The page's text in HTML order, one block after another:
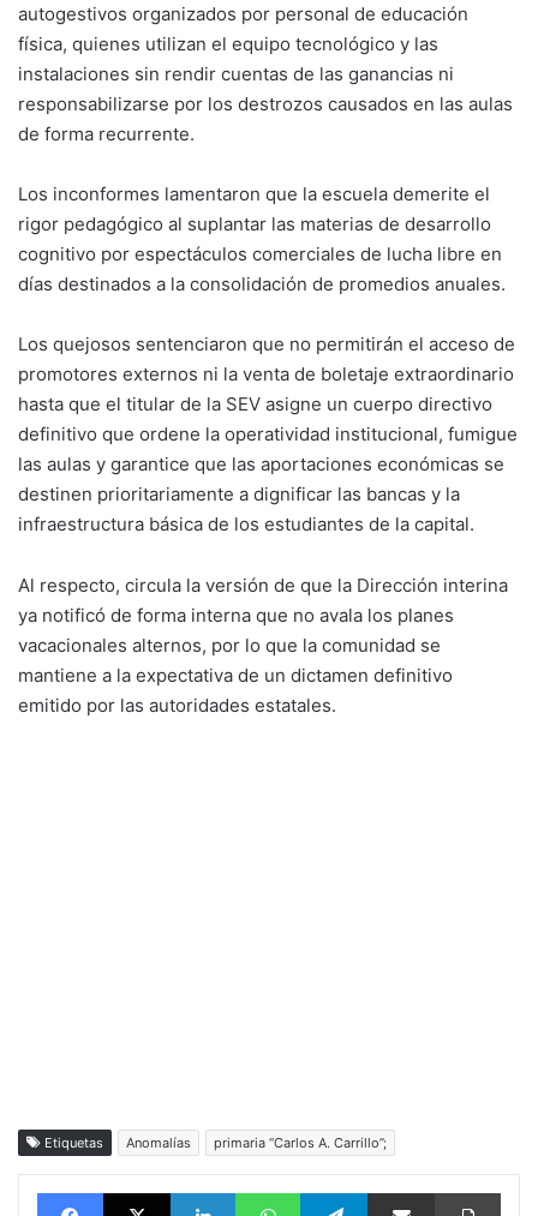
autogestivos organizados por personal de educación
física, quienes utilizan el equipo tecnológico y las
instalaciones sin rendir cuentas de las ganancias ni
responsabilizarse por los destrozos causados en las aulas
de forma recurrente.
Los inconformes lamentaron que la escuela demerite el
rigor pedagógico al suplantar las materias de desarrollo
cognitivo por espectáculos comerciales de lucha libre en
días destinados a la consolidación de promedios anuales.
Los quejosos sentenciaron que no permitirán el acceso de
promotores externos ni la venta de boletaje extraordinario
hasta que el titular de la SEV asigne un cuerpo directivo
definitivo que ordene la operatividad institucional, fumigue
las aulas y garantice que las aportaciones económicas se
destinen prioritariamente a dignificar las bancas y la
infraestructura básica de los estudiantes de la capital.
Al respecto, circula la versión de que la Dirección interina
ya notificó de forma interna que no avala los planes
vacacionales alternos, por lo que la comunidad se
mantiene a la expectativa de un dictamen definitivo
emitido por las autoridades estatales.
Etiquetas Anomalías primaria “Carlos A. Carrillo”;
FacebookX LinkedInWhatsAppTelegramvía email